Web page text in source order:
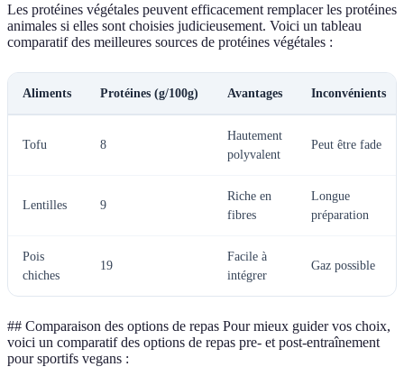
Les protéines végétales peuvent efficacement remplacer les protéines
animales si elles sont choisies judicieusement. Voici un tableau
comparatif des meilleures sources de protéines végétales :
Aliments Protéines (g/100g) Avantages Inconvénients
Tofu 8
Hautement
polyvalent
Peut être fade
Lentilles 9
Riche en
fibres
Longue
préparation
Pois
chiches
19
Facile à
intégrer
Gaz possible
## Comparaison des options de repas Pour mieux guider vos choix,
voici un comparatif des options de repas pre- et post-entraînement
pour sportifs vegans :